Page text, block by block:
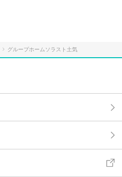
グループホームソラスト土気